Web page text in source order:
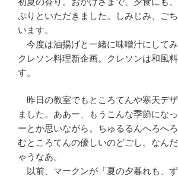
ぷりといただきました。しみじみ、ご
います。
今度は油揚げと一緒に味噌汁にしてみ
クレソン料理新企画。クレソンは和風
す。
昨日の教室でもところてんや寒天デ
ました。ああー、もうこんな季節にな
ーとか思いながら。ちゅるるんへろへ
むところてんの優しいのどごし。なん
ゃうなあ。
以前、マークンが「夏の夕暮れも、